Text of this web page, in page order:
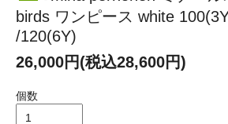
birds ワンピース white
/120(6Y)
26,000円(税込28,600円)
個数